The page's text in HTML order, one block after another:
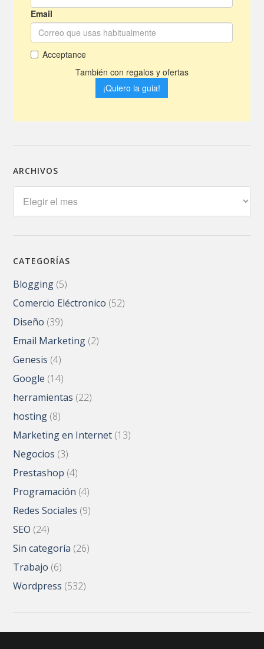
ARCHIVOS
CATEGORÍAS
Blogging (5)
Comercio Eléctronico (52)
Diseño (39)
Email Marketing (2)
Genesis (4)
Google (14)
herramientas (22)
hosting (8)
Marketing en Internet (13)
Negocios (3)
Prestashop (4)
Programación (4)
Redes Sociales (9)
SEO (24)
Sin categoría (26)
Trabajo (6)
Wordpress (532)